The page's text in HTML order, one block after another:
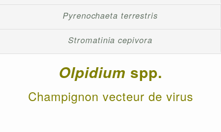
Pyrenochaeta terrestris
Stromatinia cepivora
Olpidium spp.
Champignon vecteur de virus